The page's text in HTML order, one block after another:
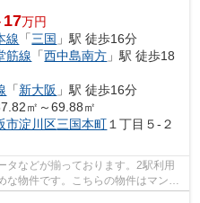
17万円
線 「三国 」駅 徒歩16分
筋線 「西中島南方 」駅 徒歩18
「新大阪 」駅 徒歩16分
㎡～69.88㎡
市淀川区三国本町 １丁目５-２
タなどが揃っております。2駅利用
物件です。こちらの物件はマンシ
...